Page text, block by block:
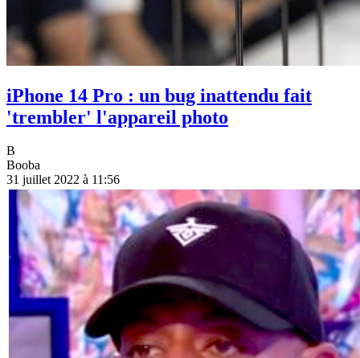
iPhone 14 Pro : un bug inattendu fait
'trembler' l'appareil photo
B
Booba
31 juillet 2022 à 11:56